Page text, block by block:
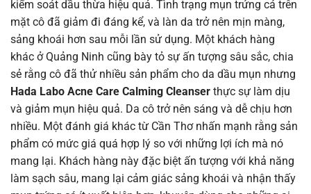
kiểm soát dầu thừa hiệu quả. Tình trạng mụn trứng cá trên
mặt cô đã giảm đi đáng kể, và làn da trở nên mịn màng,
sảng khoái hơn sau mỗi lần sử dụng. Một khách hàng
khác ở Quảng Ninh cũng bày tỏ sự ấn tượng sâu sắc, chia
sẻ rằng cô đã thử nhiều sản phẩm cho da dầu mụn nhưng
Hada Labo Acne Care Calming Cleanser thực sự làm dịu
và giảm mụn hiệu quả. Da cô trở nên sáng và dễ chịu hơn
nhiều. Một đánh giá khác từ Cần Thơ nhấn mạnh rằng sản
phẩm có mức giá quá hợp lý so với những lợi ích mà nó
mang lại. Khách hàng này đặc biệt ấn tượng với khả năng
làm sạch sâu, mang lại cảm giác sảng khoái và nhận thấy